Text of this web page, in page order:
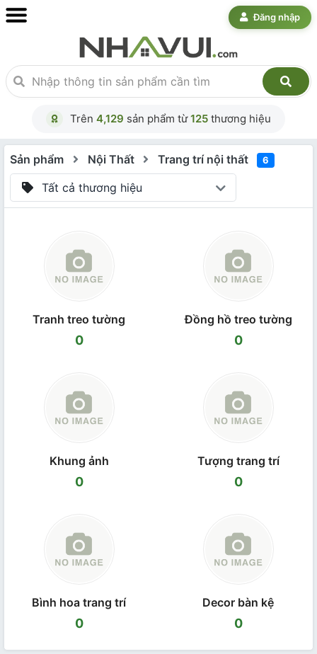
Đăng nhập
Trên 4,129 sản phẩm từ125 thương hiệu
Sản phẩm Nội Thất Trang trí nội thất 6
Tất cả thương hiệu
Tranh treo tường
0
Đồng hồ treo tường
0
Khung ảnh
0
Tượng trang trí
0
Bình hoa trang trí
0
Decor bàn kệ
0